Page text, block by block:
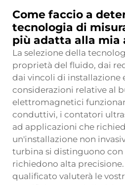
Come faccio a
tecnologia di
più adatta alla mia
La selezione della
proprietà del fluido, dai
dai vincoli di installazione
considerazioni relative al
elettromagnetici
conduttivi, i contatori
ad applicazioni che
un'installazione non
turbina si distinguono
richiedono alta
qualificato valuterà le